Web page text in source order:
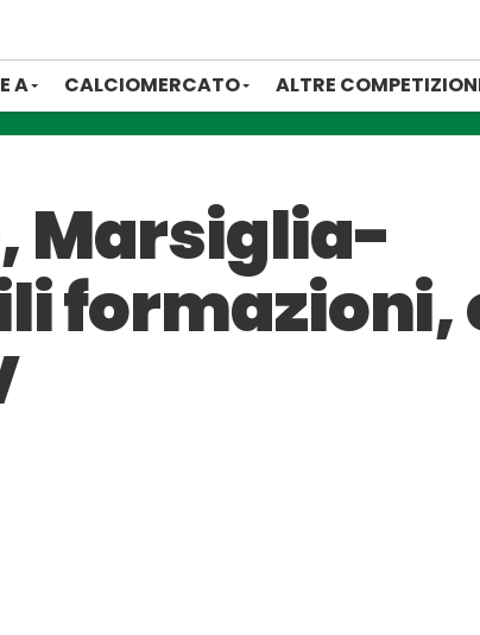
A CALCIOMERCATO ALTRE
Marsiglia-
formazioni,